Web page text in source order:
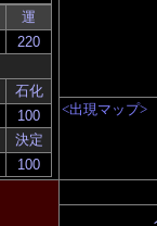
運
石化
決定
<出現マップ>